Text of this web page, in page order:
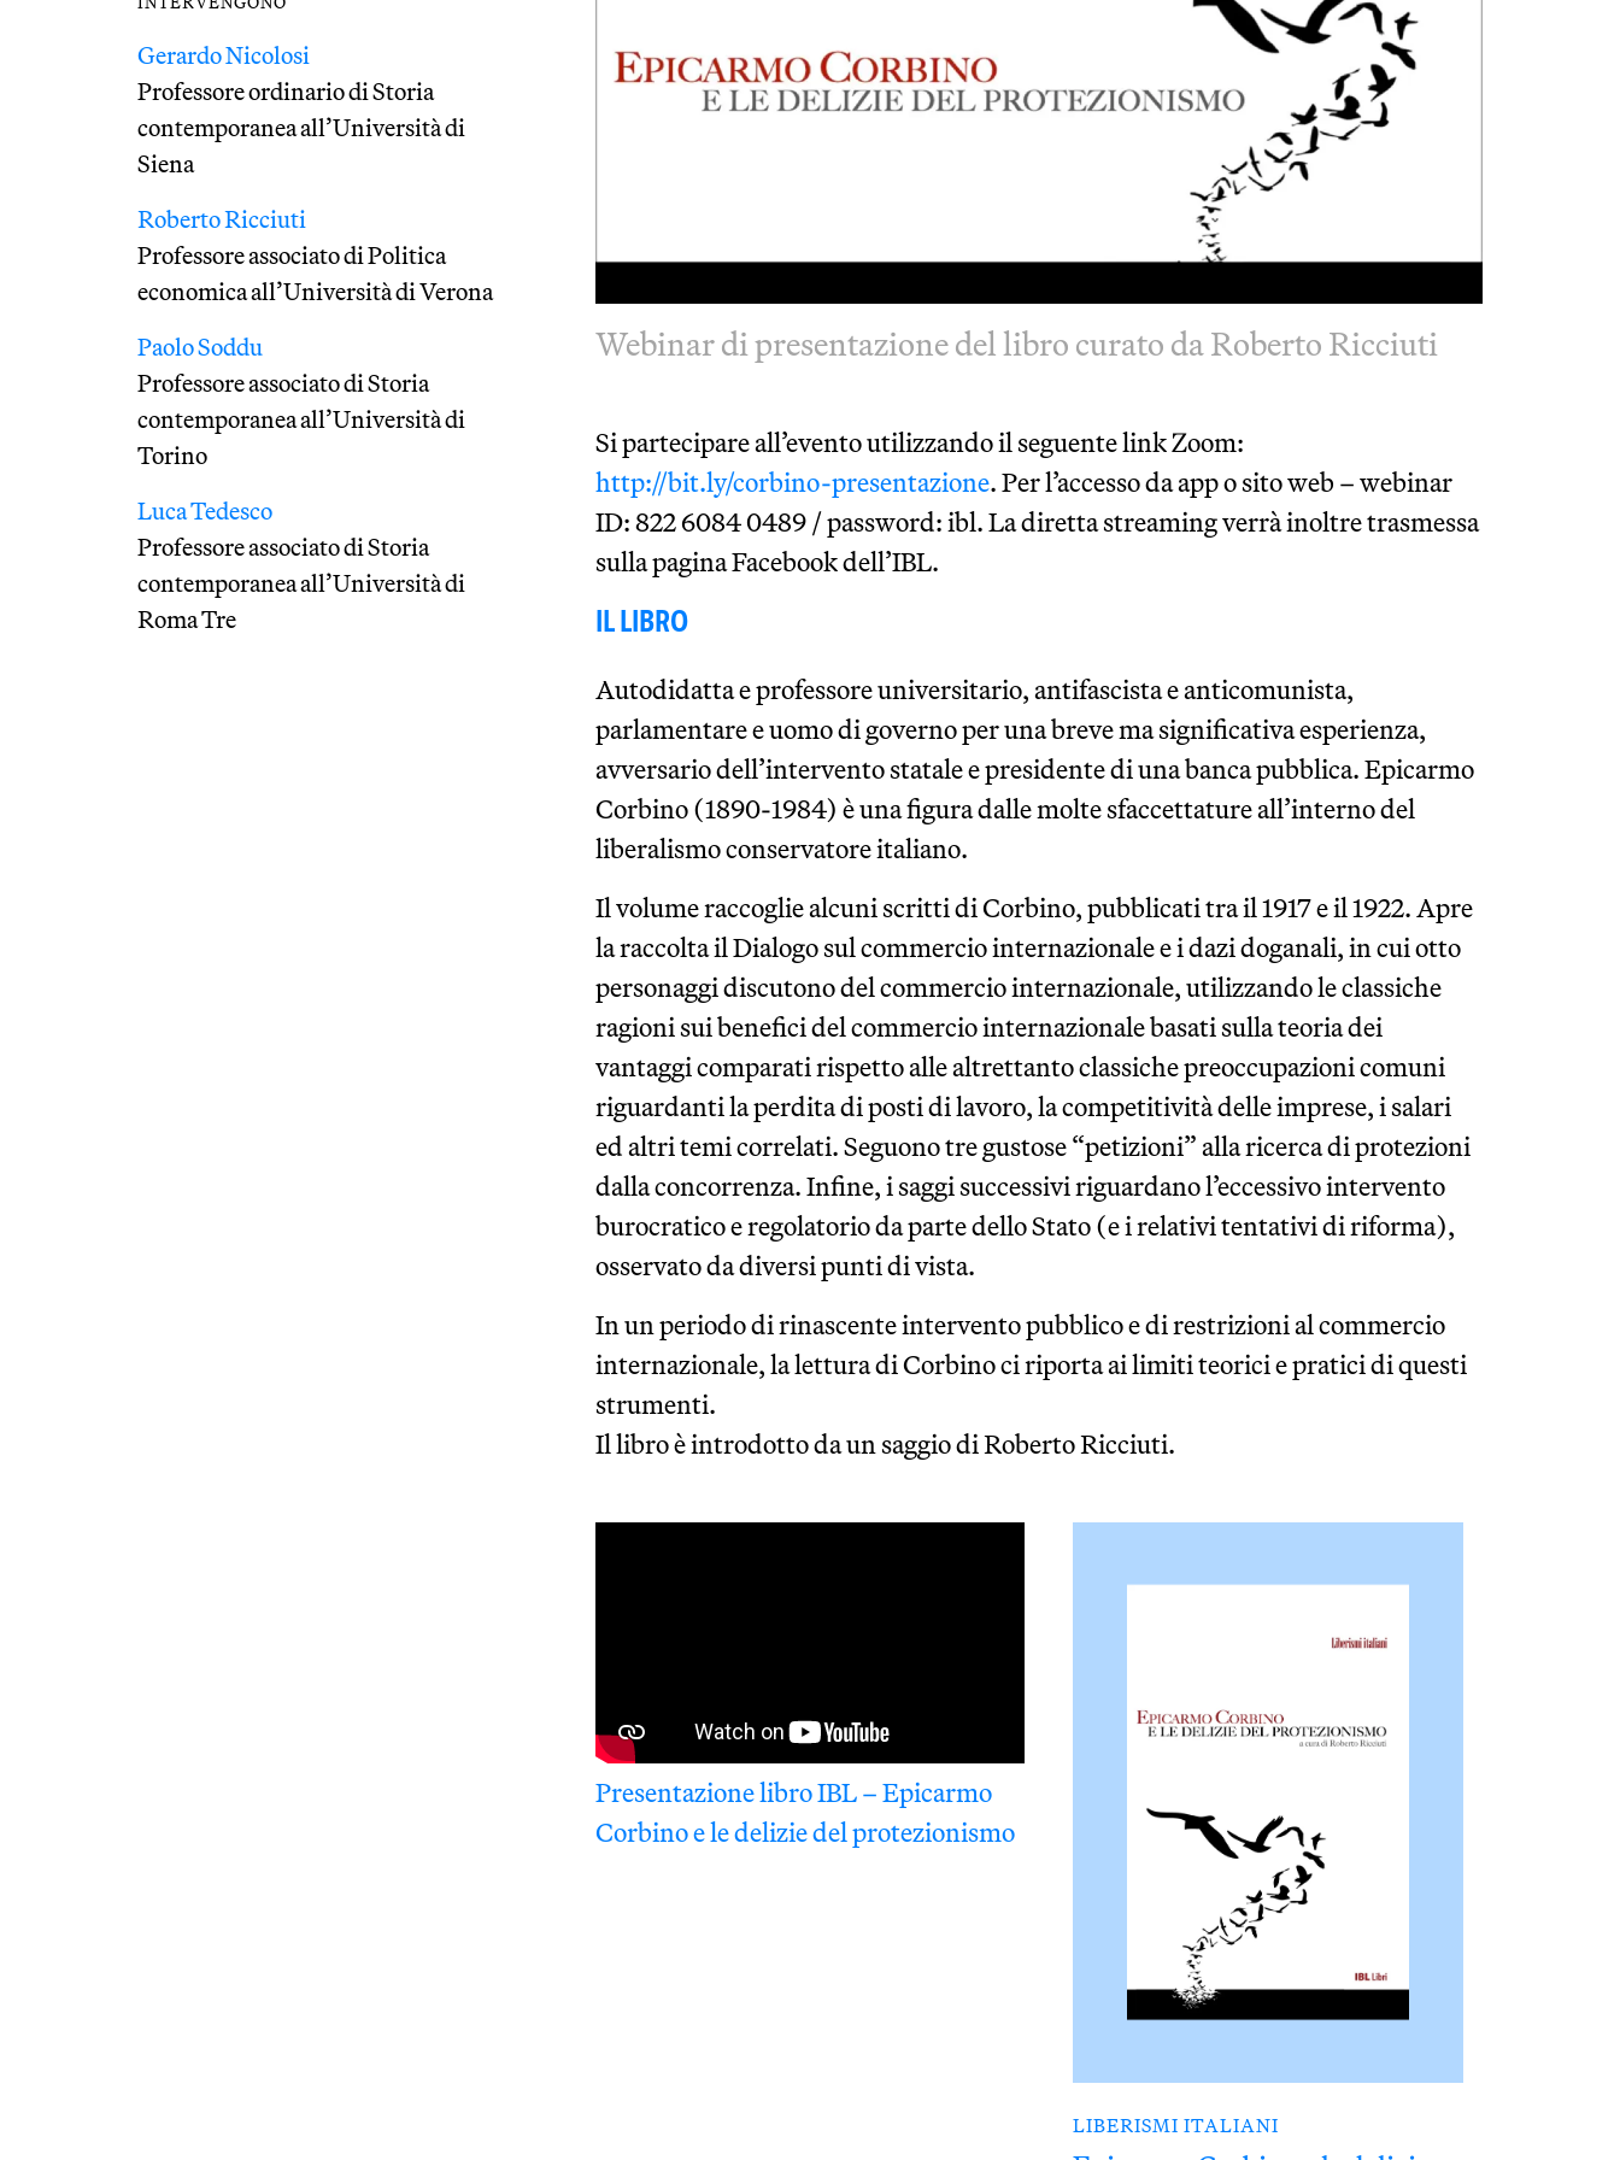
Gerardo Nicolosi
Professore ordinario di Storia
contemporanea all’Università di
Siena
Roberto Ricciuti
Professore associato di Politica
economica all’Università di Verona
Paolo Soddu
Professore associato di Storia
contemporanea all’Università di
Torino
Luca Tedesco
Professore associato di Storia
contemporanea all’Università di
Roma Tre
Webinar di presentazione del libro curato da Roberto Ricciuti
Si partecipare all’evento utilizzando il seguente link Zoom:
http://bit.ly/corbino-presentazione. Per l’accesso da app o sito web – webinar
ID: 822 6084 0489 / password: ibl. La diretta streaming verrà inoltre trasmessa
sulla pagina Facebook dell’IBL.
IL LIBRO
Autodidatta e professore universitario, antifascista e anticomunista,
parlamentare e uomo di governo per una breve ma significativa esperienza,
avversario dell’intervento statale e presidente di una banca pubblica. Epicarmo
Corbino (1890-1984) è una figura dalle molte sfaccettature all’interno del
liberalismo conservatore italiano.
Il volume raccoglie alcuni scritti di Corbino, pubblicati tra il 1917 e il 1922. Apre
la raccolta il Dialogo sul commercio internazionale e i dazi doganali, in cui otto
personaggi discutono del commercio internazionale, utilizzando le classiche
ragioni sui benefici del commercio internazionale basati sulla teoria dei
vantaggi comparati rispetto alle altrettanto classiche preoccupazioni comuni
riguardanti la perdita di posti di lavoro, la competitività delle imprese, i salari
ed altri temi correlati. Seguono tre gustose “petizioni” alla ricerca di protezioni
dalla concorrenza. Infine, i saggi successivi riguardano l’eccessivo intervento
burocratico e regolatorio da parte dello Stato (e i relativi tentativi di riforma),
osservato da diversi punti di vista.
In un periodo di rinascente intervento pubblico e di restrizioni al commercio
internazionale, la lettura di Corbino ci riporta ai limiti teorici e pratici di questi
strumenti.
Il libro è introdotto da un saggio di Roberto Ricciuti.
Presentazione libro IBL – Epicarmo
Corbino e le delizie del protezionismo
LIBERISMI ITALIANI